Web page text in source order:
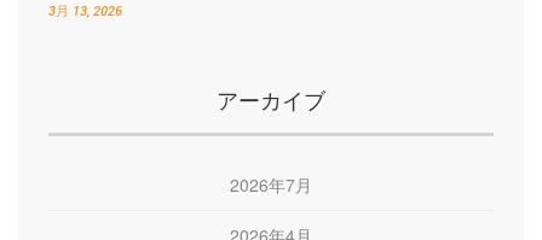
3月 13, 2026
アーカイブ
2026年7月
2026年4月